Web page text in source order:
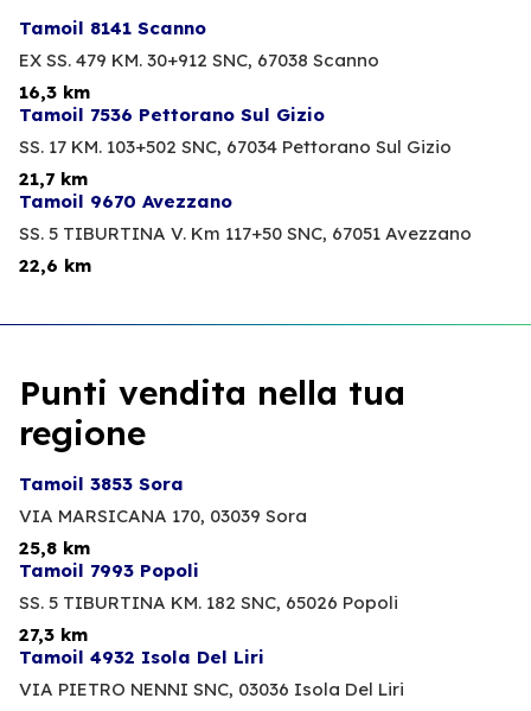
Tamoil 8141 Scanno
EX SS. 479 KM. 30+912 SNC, 67038 Scanno
16,3 km
Tamoil 7536 Pettorano Sul Gizio
SS. 17 KM. 103+502 SNC, 67034 Pettorano Sul Gizio
21,7 km
Tamoil 9670 Avezzano
SS. 5 TIBURTINA V. Km 117+50 SNC, 67051 Avezzano
22,6 km
Punti vendita nella tua
regione
Tamoil 3853 Sora
VIA MARSICANA 170, 03039 Sora
25,8 km
Tamoil 7993 Popoli
SS. 5 TIBURTINA KM. 182 SNC, 65026 Popoli
27,3 km
Tamoil 4932 Isola Del Liri
VIA PIETRO NENNI SNC, 03036 Isola Del Liri